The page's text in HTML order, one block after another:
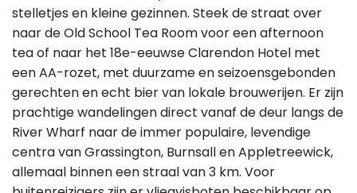
stelletjes en kleine gezinnen. Steek de straat over
naar de Old School Tea Room voor een afternoon
tea of naar het 18e-eeuwse Clarendon Hotel met
een AA-rozet, met duurzame en seizoensgebonden
gerechten en echt bier van lokale brouwerijen. Er zijn
prachtige wandelingen direct vanaf de deur langs de
River Wharf naar de immer populaire, levendige
centra van Grassington, Burnsall en Appletreewick,
allemaal binnen een straal van 3 km. Voor